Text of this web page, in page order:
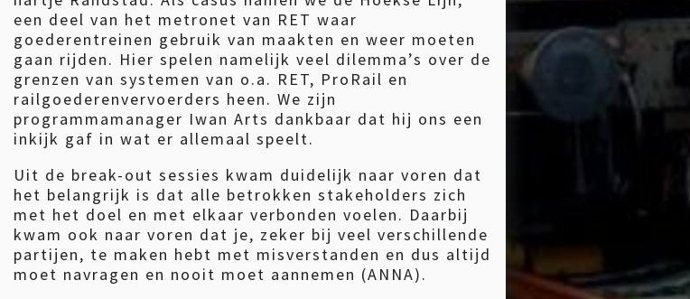
een deel van het metronet van RET waar
goederentreinen gebruik van maakten en weer moeten
gaan rijden. Hier spelen namelijk veel dilemma’s over de
grenzen van systemen van o.a. RET, ProRail en
railgoederenvervoerders heen. We zijn
programmamanager Iwan Arts dankbaar dat hij ons een
inkijk gaf in wat er allemaal speelt.
Uit de break-out sessies kwam duidelijk naar voren dat
het belangrijk is dat alle betrokken stakeholders zich
met het doel en met elkaar verbonden voelen. Daarbij
kwam ook naar voren dat je, zeker bij veel verschillende
partijen, te maken hebt met misverstanden en dus altijd
moet navragen en nooit moet aannemen (ANNA).